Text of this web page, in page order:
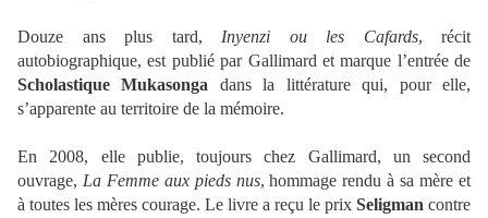
Douze ans plus tard, Inyenzi ou les Cafards, récit
autobiographique, est publié par Gallimard et marque l’entrée de
Scholastique Mukasonga dans la littérature qui, pour elle,
s’apparente au territoire de la mémoire.
En 2008, elle publie, toujours chez Gallimard, un second
ouvrage, La Femme aux pieds nus, hommage rendu à sa mère et
à toutes les mères courage. Le livre a reçu le prix Seligman contre